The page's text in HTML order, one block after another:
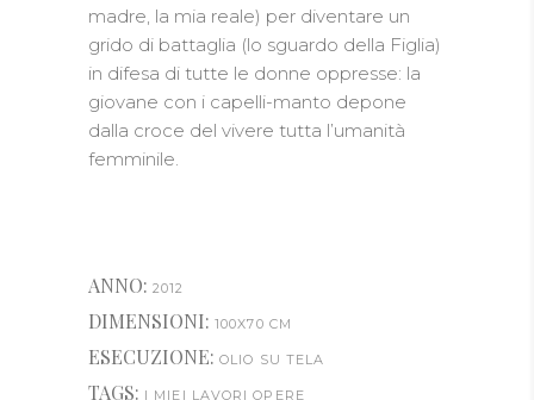
madre, la mia reale) per diventare un
grido di battaglia (lo sguardo della Figlia)
in difesa di tutte le donne oppresse: la
giovane con i capelli-manto depone
dalla croce del vivere tutta l’umanità
femminile.
ANNO: 2012
DIMENSIONI: 100X70 CM
ESECUZIONE: OLIO SU TELA
TAGS: I MIEI LAVORI OPERE